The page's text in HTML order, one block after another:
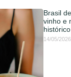
Brasil
vinho e
14/05/2026